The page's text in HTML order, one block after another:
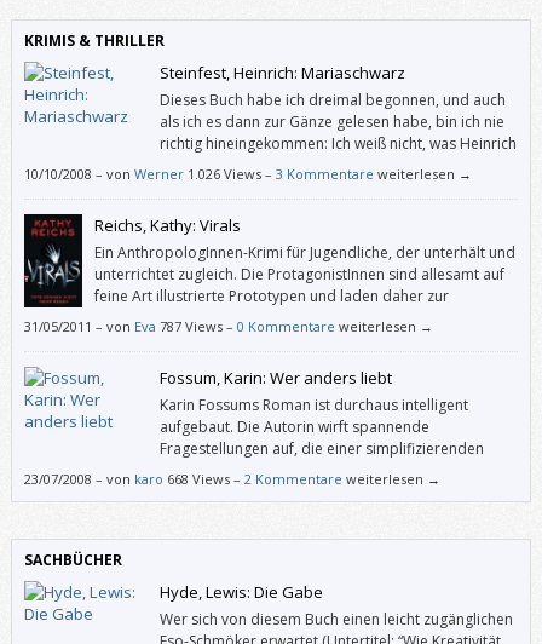
KRIMIS & THRILLER
Steinfest, Heinrich: Mariaschwarz
Dieses Buch habe ich dreimal begonnen, und auch
als ich es dann zur Gänze gelesen habe, bin ich nie
richtig hineingekommen: Ich weiß nicht, was Heinrich
Steinfest damit wollte.
10/10/2008 – von Werner 1.026 Views – 3 Kommentare weiterlesen →
Reichs, Kathy: Virals
Ein AnthropologInnen-Krimi für Jugendliche, der unterhält und
unterrichtet zugleich. Die ProtagonistInnen sind allesamt auf
feine Art illustrierte Prototypen und laden daher zur
Identifikation ein; dieses Buch wird aber wohl eher Mädchen
31/05/2011 – von Eva 787 Views – 0 Kommentare weiterlesen →
Fossum, Karin: Wer anders liebt
Karin Fossums Roman ist durchaus intelligent
aufgebaut. Die Autorin wirft spannende
Fragestellungen auf, die einer simplifizierenden
Gut–Böse-Konstruktion die Basis entziehen.
23/07/2008 – von karo 668 Views – 2 Kommentare weiterlesen →
SACHBÜCHER
Hyde, Lewis: Die Gabe
Wer sich von diesem Buch einen leicht zugänglichen